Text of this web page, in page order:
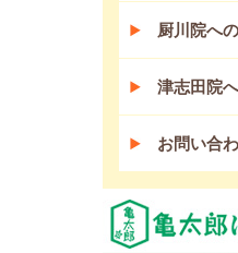
厨川院へ
津志田院
お問い合